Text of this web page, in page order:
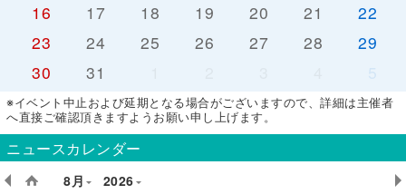
16
17 18 19 20 21
22
23
24 25 26 27 28
29
30
31 5
※イベント中止および延期となる場合がございますので、詳細は主催者
へ直接ご確認頂きますようお願い申し上げます。
ニュースカレンダー
8月
2026